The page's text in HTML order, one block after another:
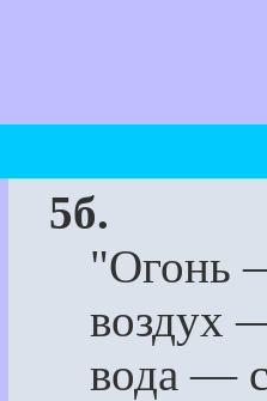
5б.
"Огонь —
воздух —
вода —